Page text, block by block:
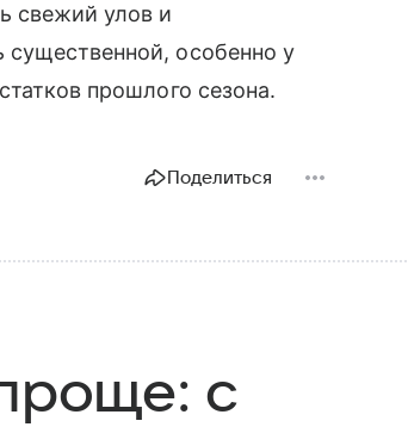
свежий улов и
особенно у
прошлого сезона.
Поделиться
с